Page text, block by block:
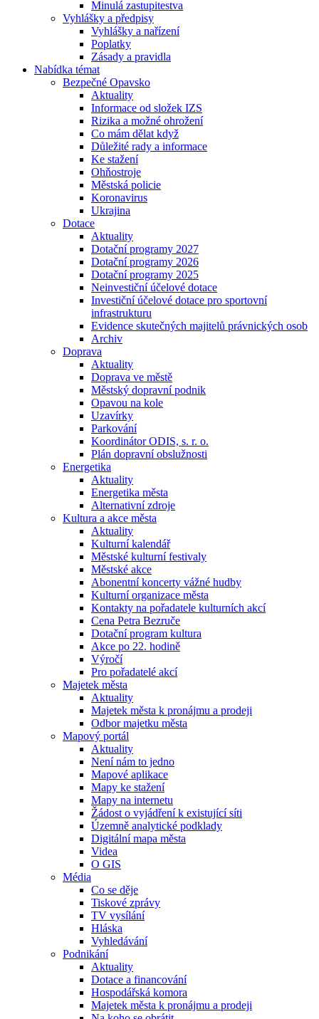
Minulá zastupitestva
Vyhlášky a předpisy
Vyhlášky a nařízení
Poplatky
Zásady a pravidla
Nabídka témat
Bezpečné Opavsko
Aktuality
Informace od složek IZS
Rizika a možné ohrožení
Co mám dělat když
Důležité rady a informace
Ke stažení
Ohňostroje
Městská policie
Koronavirus
Ukrajina
Dotace
Aktuality
Dotační programy 2027
Dotační programy 2026
Dotační programy 2025
Neinvestiční účelové dotace
Investiční účelové dotace pro sportovní
infrastrukturu
Evidence skutečných majitelů právnických osob
Archiv
Doprava
Aktuality
Doprava ve městě
Městský dopravní podnik
Opavou na kole
Uzavírky
Parkování
Koordinátor ODIS, s. r. o.
Plán dopravní obslužnosti
Energetika
Aktuality
Energetika města
Alternativní zdroje
Kultura a akce města
Aktuality
Kulturní kalendář
Městské kulturní festivaly
Městské akce
Abonentní koncerty vážné hudby
Kulturní organizace města
Kontakty na pořadatele kulturních akcí
Cena Petra Bezruče
Dotační program kultura
Akce po 22. hodině
Výročí
Pro pořadatelé akcí
Majetek města
Aktuality
Majetek města k pronájmu a prodeji
Odbor majetku města
Mapový portál
Aktuality
Není nám to jedno
Mapové aplikace
Mapy ke stažení
Mapy na internetu
Žádost o vyjádření k existující síti
Územně analytické podklady
Digitální mapa města
Videa
O GIS
Média
Co se děje
Tiskové zprávy
TV vysílání
Hláska
Vyhledávání
Podnikání
Aktuality
Dotace a financování
Hospodářská komora
Majetek města k pronájmu a prodeji